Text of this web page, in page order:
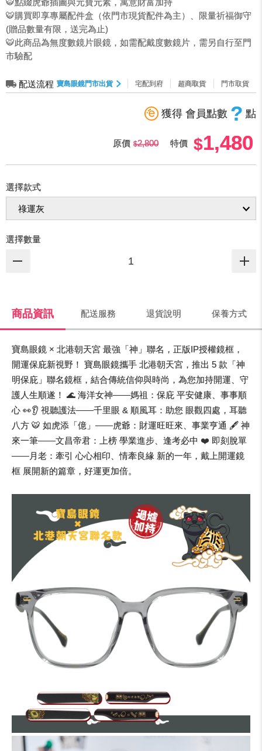
🐯點綴虎爺插圖與元寶元素，寓意財富加持
🐯購買即享專屬配件盒（依門市現貨配件為主）、限量祈福御守
(贈品數量有限，送完為止)
🐯此商品為無度數鏡片眼鏡，如需配戴度數鏡片，需另自行至門
市驗配
配送流程 寶島眼鏡門市出貨 宅配到府 超商取貨 門市取貨
獲得 會員點數 ? 點
原價 2,800 特價 1,480
選擇款式
選擇數量
商品資訊 配送服務 退貨說明 保養方式
寶島眼鏡 × 北港朝天宮 最強「神」聯名，正版IP授權鏡框，
開運保庇新視野！ 寶島眼鏡攜手 北港朝天宮，推出 5 款「神
明保庇」聯名鏡框，結合傳統信仰與時尚，為您加持開運、守
護人生順遂！ 🌊 海洋女神——媽祖：保庇 平安健康、事事順
心 👀👂 視聽護法——千里眼 & 順風耳：助您 眼觀四處，耳聽
八方 🐯 如虎添「億」——虎爺：財運旺旺來、事業亨通 🖋️ 神
來一筆——文昌帝君：上榜 學業進步、逢考必中 ❤️ 即刻脫單
——月老：牽引 心心相印、情牽良緣 新的一年，戴上開運鏡
框 展開新的篇章，好運更加倍。